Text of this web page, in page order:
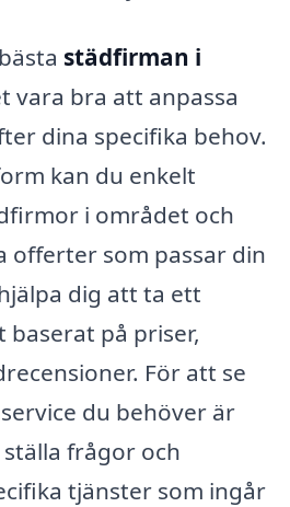
städfirman i
vara bra att anpassa
dina specifika behov.
kan du enkelt
i området och
offerter som passar din
dig att ta ett
på priser,
För att se
du behöver är
frågor och
tjänster som ingår